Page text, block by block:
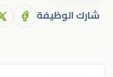
شارك الوظيفة